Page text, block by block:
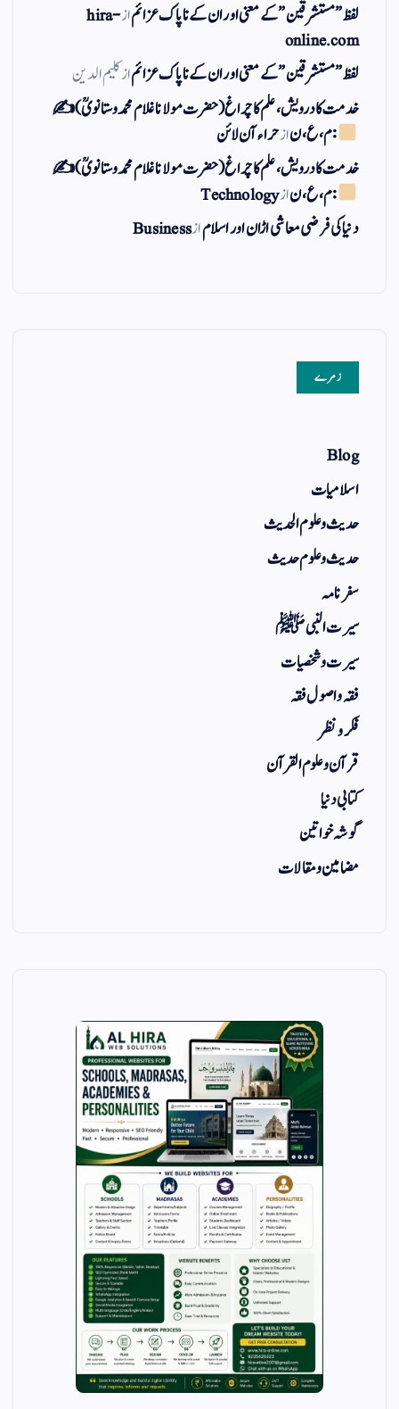
لفظ ” مستشرقین ” کے معنی اور ان کے نا پاک عزائمازhira-
online.com
لفظ ” مستشرقین ” کے معنی اور ان کے نا پاک عزائمازکلیم الدین
خدمت کا درویش، علم کا چراغ(حضرت مولانا غلام محمد وستانویؒ)✍
: م ، ع ، نازحراء آن لائن
خدمت کا درویش، علم کا چراغ(حضرت مولانا غلام محمد وستانویؒ)✍
: م ، ع ، نازTechnology
دنیا کی فرضی معاشی اڑان اور اسلامازBusiness
زمرے
Blog
اسلامیات
حدیث و علوم الحدیث
حدیث و علوم حدیث
سفر نامہ
سیرت النبی ﷺ
سیرت و شخصیات
فقہ و اصول فقہ
فکر و نظر
قرآن و علوم القرآن
کتابی دنیا
گوشہ خواتین
مضامین و مقالات